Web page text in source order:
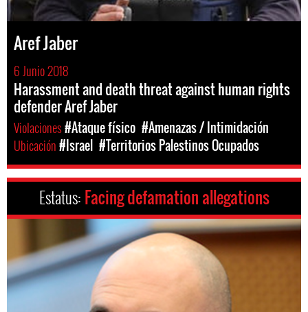
Aref Jaber
6 Junio 2018
Harassment and death threat against human rights
defender Aref Jaber
Violaciones#Ataque físico #Amenazas / Intimidación
Ubicación#Israel #Territorios Palestinos Ocupados
Estatus: Facing defamation allegations